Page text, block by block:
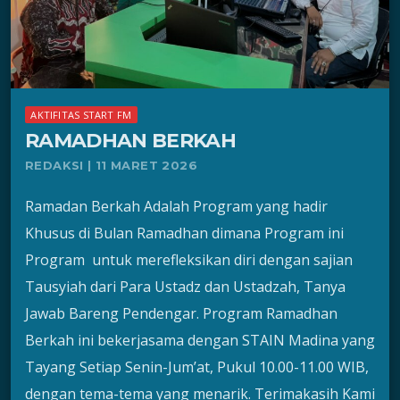
AKTIFITAS START FM
RAMADHAN BERKAH
REDAKSI | 11 MARET 2026
Ramadan Berkah Adalah Program yang hadir
Khusus di Bulan Ramadhan dimana Program ini
Program untuk merefleksikan diri dengan sajian
Tausyiah dari Para Ustadz dan Ustadzah, Tanya
Jawab Bareng Pendengar. Program Ramadhan
Berkah ini bekerjasama dengan STAIN Madina yang
Tayang Setiap Senin-Jum’at, Pukul 10.00-11.00 WIB,
dengan tema-tema yang menarik. Terimakasih Kami